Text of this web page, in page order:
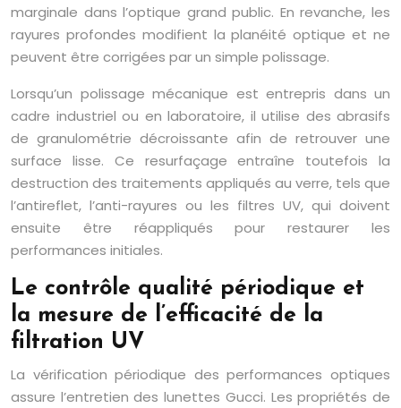
marginale dans l’optique grand public. En revanche, les
rayures profondes modifient la planéité optique et ne
peuvent être corrigées par un simple polissage.
Lorsqu’un polissage mécanique est entrepris dans un
cadre industriel ou en laboratoire, il utilise des abrasifs
de granulométrie décroissante afin de retrouver une
surface lisse. Ce resurfaçage entraîne toutefois la
destruction des traitements appliqués au verre, tels que
l’antireflet, l’anti-rayures ou les filtres UV, qui doivent
ensuite être réappliqués pour restaurer les
performances initiales.
Le contrôle qualité périodique et
la mesure de l’efficacité de la
filtration UV
La vérification périodique des performances optiques
assure l’entretien des lunettes Gucci. Les propriétés de